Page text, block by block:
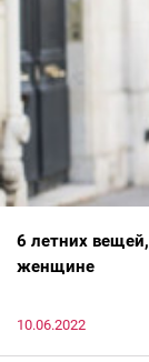
6 летних
женщине
10.06.2022